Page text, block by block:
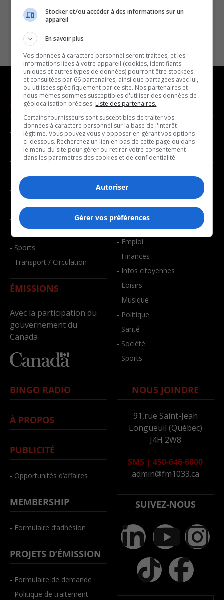
NOUVELLES
- Affaires municipales
- Communauté / Social
- Culture
- Économie
- Éducation
- Environnement
- Faits divers
- Santé et bien-être
- Sports
- Transport / Circulation
ÉMISSIONS
Avec la participation du
gouvernement du
Canada
MUSIQUE
- Décompte franco
- Joué récemment
BALADOS
- Affaires
- Art de vivre
- Bien-être
- Emploi
- Finances
- Infos citoyennes
- Loisirs
- Musique
- Politique
- Santé
- Société
- Sports
BINGO RADIO
À PROPOS
PUBLICITÉ
- Opportunités d’affaires
MEMBERSHIP
- Formulaire d’adhésion
PROJETS D’ÉMISSION
- Formulaire de demande
- Politique de traitement
NOUS JOINDRE
91,rue Saint-Jean
Longueuil (Québec)
J4H 2W8
SMS | 450-646-6800
admin@fm1033.ca
SUIVEZ-NOUS
Stocker et/ou accéder à des informations sur un
appareil
En savoir plus
Vos données à caractère personnel seront traitées, et les
informations liées à votre appareil (cookies, identifiants
uniques et autres types de données) pourront être stockées
et consultées par 66 partenaires, ainsi que partagées avec lui,
ou utilisées spécifiquement par ce site. Nos partenaires et
nous-mêmes sommes susceptibles d'utiliser des données de
géolocalisation précises. Liste des partenaires.
Certains fournisseurs sont susceptibles de traiter vos
données à caractère personnel sur la base de l'intérêt
légitime. Vous pouvez vous y opposer en gérant vos options
ci-dessous. Recherchez un lien en bas de cette page ou dans
le menu du site pour gérer ou retirer votre consentement
dans les paramètres des cookies et de confidentialité.
Autoriser
Gérer vos préférences